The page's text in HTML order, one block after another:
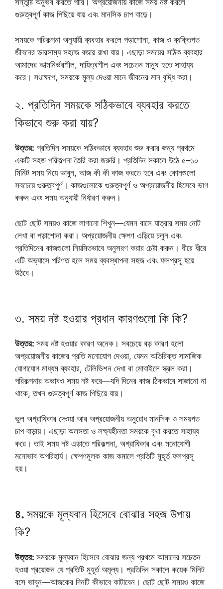
সন্তুষ্টি অনুভব করতে পারি। অপ্রয়োজনীয় কাজে সময় নষ্ট করলে
গুরুত্বপূর্ণ কাজ পিছিয়ে যায় এবং মানসিক চাপ বাড়ে।
সময়কে পরিকল্পনা অনুযায়ী ব্যবহার করলে পড়াশোনা, কাজ ও ব্যক্তিগত
জীবনের ভারসাম্য সহজে বজায় রাখা যায়। এছাড়া সময়ের সঠিক ব্যবহার
আমাদের আত্মনির্ভরশীল, দায়িত্বশীল এবং সচেতন মানুষ হতে সাহায্য
করে। সংক্ষেপে, সময়কে মূল্য দেওয়া মানে জীবনের মান বৃদ্ধি করা।
২. প্রতিদিন সময়কে সঠিকভাবে ব্যবহার করতে
কিভাবে শুরু করা যায়?
উত্তর: প্রতিদিন সময়কে সঠিকভাবে ব্যবহার শুরু করার জন্য প্রথমে
একটি সহজ পরিকল্পনা তৈরি করা জরুরি। প্রতিদিন সকালে উঠে ৫–১০
মিনিট সময় নিয়ে ভাবুন, আজ কী কী কাজ করতে হবে এবং কোনগুলো
সবচেয়ে গুরুত্বপূর্ণ। কাজগুলোকে গুরুত্বপূর্ণ ও অপ্রয়োজনীয় হিসেবে ভাগ
করুন এবং সময় অনুযায়ী নির্ধারণ করুন।
ছোট ছোট সময়ও কাজে লাগানো শিখুন—যেমন বাসে যাত্রার সময় নোট
লেখা বা পড়াশোনা করা। অপ্রয়োজনীয় ক্ষেপণ এড়িয়ে চলুন এবং
প্রতিদিনের কাজগুলো নিয়মিতভাবে অনুসরণ করার চেষ্টা করুন। ধীরে ধীরে
এটি অভ্যাসে পরিণত হলে সময় ব্যবস্থাপনা সহজ এবং ফলপ্রসূ হয়ে
উঠবে।
৩. সময় নষ্ট হওয়ার প্রধান কারণগুলো কি কি?
উত্তর: সময় নষ্ট হওয়ার কারণ অনেক। সবচেয়ে বড় কারণ হলো
অপ্রয়োজনীয় কাজের প্রতি মনোযোগ দেওয়া, যেমন অতিরিক্ত সামাজিক
যোগাযোগ মাধ্যম ব্যবহার, টেলিভিশন দেখা বা মোবাইলে স্ক্রল করা।
পরিকল্পনার অভাবও সময় নষ্ট করে—যদি দিনের কাজ ঠিকভাবে সাজানো না
থাকে, তখন গুরুত্বপূর্ণ কাজ পিছিয়ে যায়।
ভুল অগ্রাধিকার দেওয়া আর অপ্রয়োজনীয় অনুরোধ মানসিক ও সময়গত
চাপ বাড়ায়। এছাড়া অলসতা ও লক্ষ্যহীনতা সময়কে বৃথা করতে সাহায্য
করে। তাই সময় নষ্ট এড়াতে পরিকল্পনা, অগ্রাধিকার এবং মনোযোগী
মনোভাব অপরিহার্য। ক্ষেপণমূলক কাজ কমালে প্রতিটি মুহূর্ত ফলপ্রসূ
হয়।
৪. সময়কে মূল্যবান হিসেবে বোঝার সহজ উপায়
কি?
উত্তর: সময়কে মূল্যবান হিসেবে বোঝার জন্য প্রথমে আমাদের সচেতন
হওয়া প্রয়োজন যে প্রতিটি মুহূর্ত অমূল্য। প্রতিদিন সকালে কয়েক মিনিট
বসে ভাবুন—আজকের দিনটি কীভাবে কাটাবেন। ছোট ছোট সময়ও কাজে